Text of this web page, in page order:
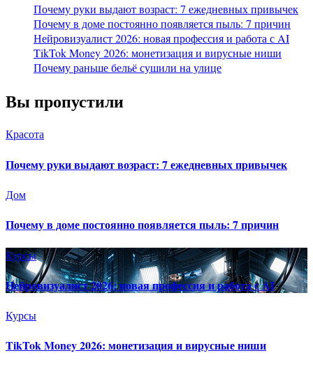
Почему руки выдают возраст: 7 ежедневных привычек
Почему в доме постоянно появляется пыль: 7 причин
Нейровизуалист 2026: новая профессия и работа с AI
TikTok Money 2026: монетизация и вирусные ниши
Почему раньше бельё сушили на улице
Вы пропустили
Красота
Почему руки выдают возраст: 7 ежедневных привычек
Дом
Почему в доме постоянно появляется пыль: 7 причин
Курсы
Нейровизуалист 2026: новая профессия и работа с AI
Курсы
TikTok Money 2026: монетизация и вирусные ниши